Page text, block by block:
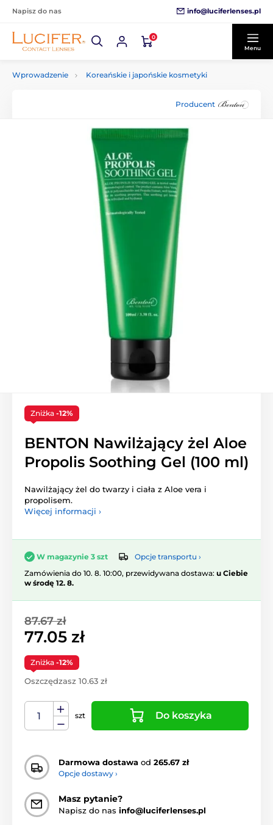
Napisz do nas info@luciferlenses.pl
0
Menu
Wprowadzenie Koreańskie i japońskie kosmetyki
Producent
Zniżka -12%
BENTON Nawilżający żel Aloe
Propolis Soothing Gel (100 ml)
Nawilżający żel do twarzy i ciała z Aloe vera i
propolisem.
Więcej informacji ›
W magazynie 3 szt
Opcje transportu ›
Zamówienia do 10. 8. 10:00, przewidywana dostawa: u Ciebie
w środę 12. 8.
87.67 zł
77.05 zł
Zniżka -12%
Oszczędzasz 10.63 zł
szt Do koszyka
Darmowa dostawa od 265.67 zł
Opcje dostawy ›
Masz pytanie?
Napisz do nas info@luciferlenses.pl